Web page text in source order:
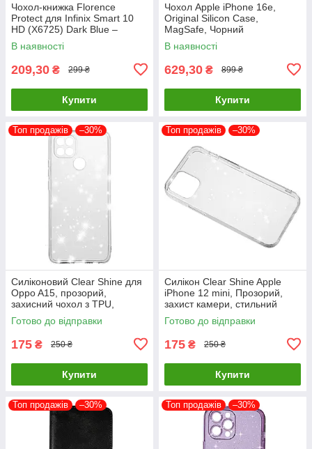
Чохол-книжка Florence
Protect для Infinix Smart 10
HD (X6725) Dark Blue –
стильний та надійний захист
смартфона з магнітно
В наявності
209,30 ₴ 299 ₴
Купити
Чохол Apple iPhone 16e,
Original Silicon Case,
MagSafe, Чорний
В наявності
629,30 ₴ 899 ₴
Купити
Топ продажів –30%
Силіконовий Clear Shine для
Oppo A15, прозорий,
захисний чохол з TPU,
оригінальний стиль
Готово до відправки
175 ₴ 250 ₴
Купити
Топ продажів –30%
Силікон Clear Shine Apple
iPhone 12 mini, Прозорий,
захист камери, стильний
дизайн
Готово до відправки
175 ₴ 250 ₴
Купити
Топ продажів –30% Топ продажів –30%